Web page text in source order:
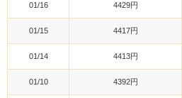
01/16 4429円
01/15 4417円
01/14 4413円
01/10 4392円